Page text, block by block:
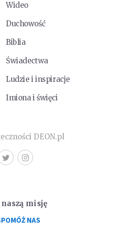
Wideo
Duchowość
Biblia
Świadectwa
Ludzie i inspiracje
Imiona i święci
DEON.pl
misję
NAS